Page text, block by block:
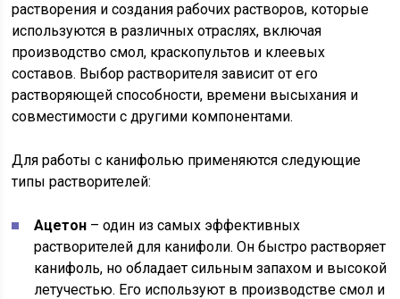
растворения и создания рабочих растворов, которые
используются в различных отраслях, включая
производство смол, краскопультов и клеевых
составов. Выбор растворителя зависит от его
растворяющей способности, времени высыхания и
совместимости с другими компонентами.
Для работы с канифолью применяются следующие
типы растворителей:
Ацетон – один из самых эффективных
растворителей для канифоли. Он быстро растворяет
канифоль, но обладает сильным запахом и высокой
летучестью. Его используют в производстве смол и